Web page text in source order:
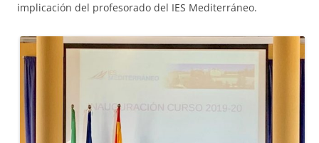
implicación del profesorado del IES Mediterráneo.